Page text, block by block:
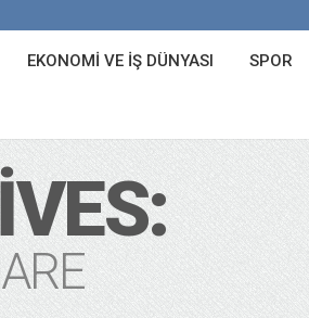
EKONOMI VE İŞ DÜNYASI SPOR